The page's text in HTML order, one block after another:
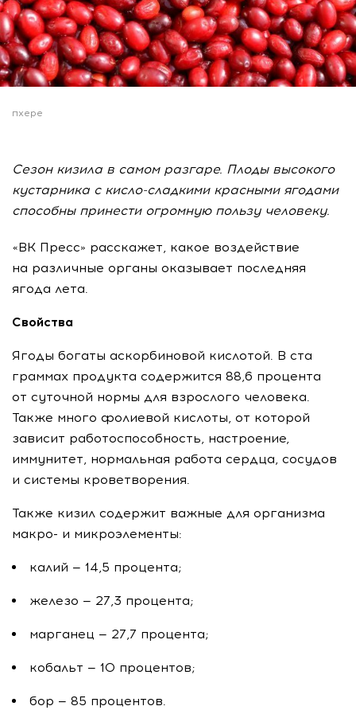
пхере
Сезон кизила в самом разгаре. Плоды высокого
кустарника с кисло-сладкими красными ягодами
способны принести огромную пользу человеку.
«ВК Пресс» расскажет, какое воздействие
на различные органы оказывает последняя
ягода лета.
Свойства
Ягоды богаты аскорбиновой кислотой. В ста
граммах продукта содержится 88,6 процента
от суточной нормы для взрослого человека.
Также много фолиевой кислоты, от которой
зависит работоспособность, настроение,
иммунитет, нормальная работа сердца, сосудов
и системы кроветворения.
Также кизил содержит важные для организма
макро- и микроэлементы:
калий — 14,5 процента;
железо — 27,3 процента;
марганец — 27,7 процента;
кобальт — 10 процентов;
бор — 85 процентов.